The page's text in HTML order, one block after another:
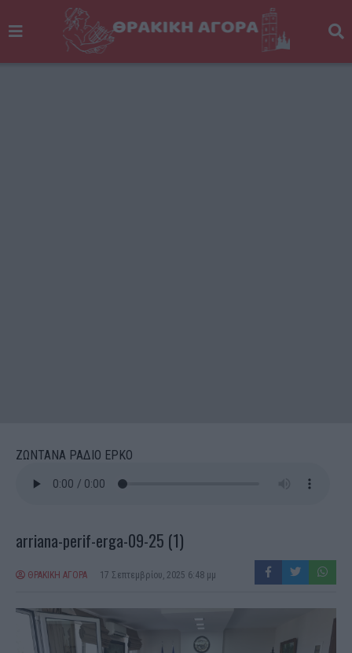
ΖΩΝΤΑΝΑ ΡΑΔΙΟ ΕΡΚΟ
arriana-perif-erga-09-25 (1)
ΘΡΑΚΙΚΗ ΑΓΟΡΑ 17 Σεπτεμβρίου, 2025 6:48 μμ